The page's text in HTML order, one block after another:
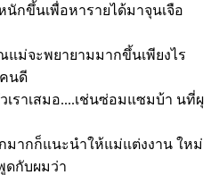
กขึ้นเพื่อหารายได้มาจุนเจือ
แม่จะพยายามมากขึ้นเพียงไร
นดี
ราเสมอ....เช่นซ่อมแซมบ้า นที่ผุ
มากก็แนะนำให้แม่แต่งงาน ใหม่
ดกับผมว่า